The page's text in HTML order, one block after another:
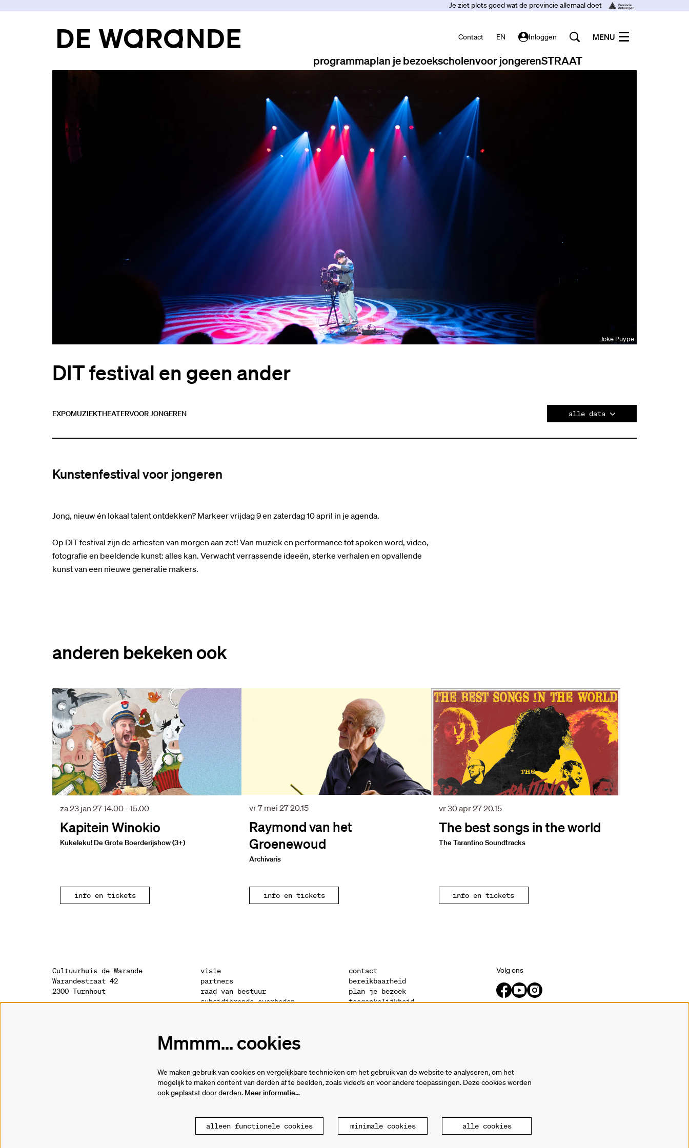
Je ziet plots goed wat de provincie allemaal doet
Contact EN Inloggen
programmaplan je bezoekscholenvoor jongerenSTRAAT
MENU
Joke Puype
DIT festival en geen ander
EXPOMUZIEKTHEATERVOOR JONGEREN alle data
Kunstenfestival voor jongeren
Jong, nieuw én lokaal talent ontdekken? Markeer vrijdag 9 en zaterdag 10 april in je agenda.
Op DIT festival zijn de artiesten van morgen aan zet! Van muziek en performance tot spoken word, video,
fotografie en beeldende kunst: alles kan. Verwacht verrassende ideeën, sterke verhalen en opvallende
kunst van een nieuwe generatie makers.
anderen bekeken ook
Kapitein Winokio
Kukeleku! De Grote Boerderijshow (3+)
za 23 jan 2714.00 - 15.00
info en tickets
Raymond van het
Groenewoud
Archivaris
vr 7 mei 2720.15
info en tickets
The best songs in the world
The Tarantino Soundtracks
vr 30 apr 2720.15
info en tickets
Cultuurhuis de Warande
Warandestraat 42
2300 Turnhout
visie
partners
raad van bestuur
subsidiërende overheden
privacyverklaring
contact
bereikbaarheid
plan je bezoek
toegankelijkheid
Volg ons
Mmmm... cookies
We maken gebruik van cookies en vergelijkbare technieken om het gebruik van de website te analyseren, om het
mogelijk te maken content van derden af te beelden, zoals video’s en voor andere toepassingen. Deze cookies worden
ook geplaatst door derden. Meer informatie…
alleen functionele cookies minimale cookies alle cookies